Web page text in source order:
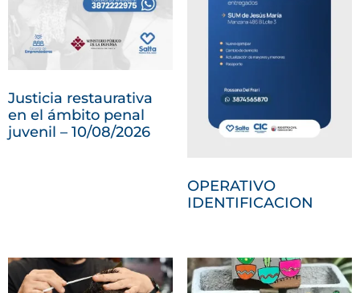
Justicia restaurativa
en el ámbito penal
juvenil – 10/08/2026
OPERATIVO
IDENTIFICACION